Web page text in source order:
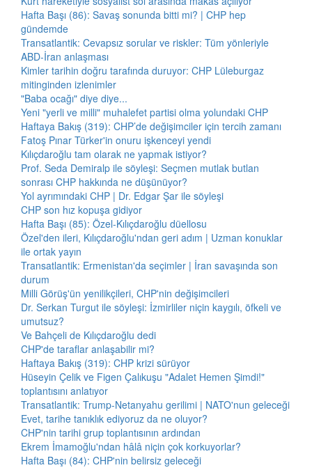
Hafta Başı (86): Savaş sonunda bitti mi? | CHP hep
gündemde
Transatlantik: Cevapsız sorular ve riskler: Tüm yönleriyle
ABD-İran anlaşması
Kimler tarihin doğru tarafında duruyor: CHP Lüleburgaz
mitinginden izlenimler
"Baba ocağı" diye diye...
Yeni "yerli ve milli" muhalefet partisi olma yolundaki CHP
Haftaya Bakış (319): CHP’de değişimciler için tercih zamanı
Fatoş Pınar Türker'in onuru işkenceyi yendi
Kılıçdaroğlu tam olarak ne yapmak istiyor?
Prof. Seda Demiralp ile söyleşi: Seçmen mutlak butlan
sonrası CHP hakkında ne düşünüyor?
Yol ayrımındaki CHP | Dr. Edgar Şar ile söyleşi
CHP son hız kopuşa gidiyor
Hafta Başı (85): Özel-Kılıçdaroğlu düellosu
Özel'den ileri, Kılıçdaroğlu'ndan geri adım | Uzman konuklar
ile ortak yayın
Transatlantik: Ermenistan'da seçimler | İran savaşında son
durum
Milli Görüş'ün yenilikçileri, CHP'nin değişimcileri
Dr. Serkan Turgut ile söyleşi: İzmirliler niçin kaygılı, öfkeli ve
umutsuz?
Ve Bahçeli de Kılıçdaroğlu dedi
CHP'de taraflar anlaşabilir mi?
Haftaya Bakış (319): CHP krizi sürüyor
Hüseyin Çelik ve Figen Çalıkuşu "Adalet Hemen Şimdi!"
toplantısını anlatıyor
Transatlantik: Trump-Netanyahu gerilimi | NATO'nun geleceği
Evet, tarihe tanıklık ediyoruz da ne oluyor?
CHP'nin tarihi grup toplantısının ardından
Ekrem İmamoğlu'ndan hâlâ niçin çok korkuyorlar?
Hafta Başı (84): CHP'nin belirsiz geleceği